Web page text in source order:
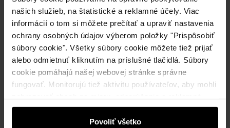
našich služieb, na štatistické a reklamné účely. Viac
informácií o tom si môžete prečítať a upraviť nastavenia
ochrany osobných údajov výberom položky "Prispôsobiť
súbory cookie". Všetky súbory cookie môžete tiež prijať
alebo odmietnuť kliknutím na príslušné tlačidlá. Súbory
cookie pomáhajú našej webovej stránke správne
fungovať. Monitorujú tiež aktivitu používateľov, aby mohli
správy, ktoré vás informujú o najnovších akciách v
elektronickom obchode. Informácie o tom, ako používate
Povoliť všetko
Popis produktu
Detaily